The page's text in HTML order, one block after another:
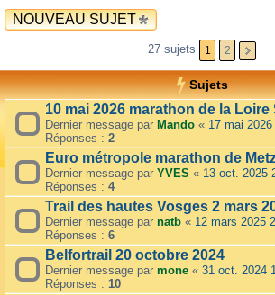
NOUVEAU SUJET
27 sujets 1 2
Sujets
10 mai 2026 marathon de la Loire
Dernier message par Mando « 17 mai
Réponses : 2
Euro métropole marathon de
Dernier message par YVES « 13 oct. 2025
Réponses : 4
Trail des hautes Vosges 2 mars
Dernier message par natb « 12 mars 2025
Réponses : 6
Belfortrail 20 octobre 2024
Dernier message par mone « 31 oct. 2024
Réponses : 10